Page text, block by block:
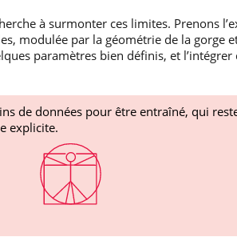
à surmonter ces limites. Prenons
modulée par la géométrie de la gorge
paramètres bien définis, et
de données pour être entraîné, qui
explicite.